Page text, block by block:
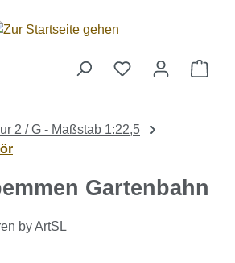
2 / G - Maßstab 1:22,5
Gartenbahn
by ArtSL